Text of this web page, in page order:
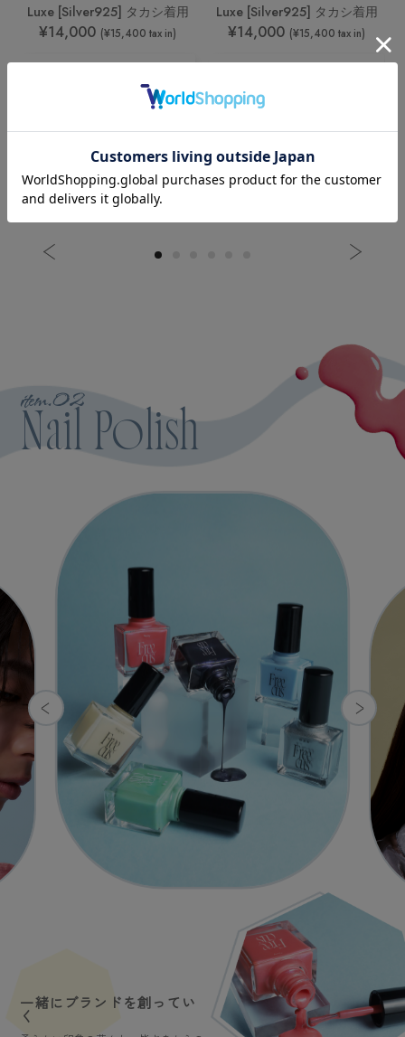
Luxeにニッケルフリーメッキコーティング採用
より多くの方にお楽しみいただけるよう
※金属アレルギーの原因、体質には個人差があります。
すべての方にアレルギー反応が出ないことを保証するもので
あらかじめご了承ください。
Freecusのネイルポリッシュは全て
動物実験を行わないクルエルティーフリーを採用。
動物にも人にもやさしく
安心して楽しめるエシカルな美しさを目指しています。
植物由来のインクを採用したエコパッケージ
CO₂排出量の削減や有害物質の発生を抑えるなど、
Luxe [Silver925] タカシ着用
¥14,000 (¥15,400 tax in)
¥8,000
Cart
Luxe [Silver925] タカシ着用
¥14,000 (¥15,400 tax in)
Light [真鍮]
¥8,000
Cart
item.02
Nail Polish
一緒にブランドを創ってい
く